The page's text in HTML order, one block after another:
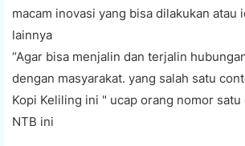
macam inovasi yang bisa dilakukan
lainnya
“Agar bisa menjalin dan terjalin
dengan masyarakat. yang salah satu
Kopi Keliling ini " ucap orang nomor satu
NTB ini